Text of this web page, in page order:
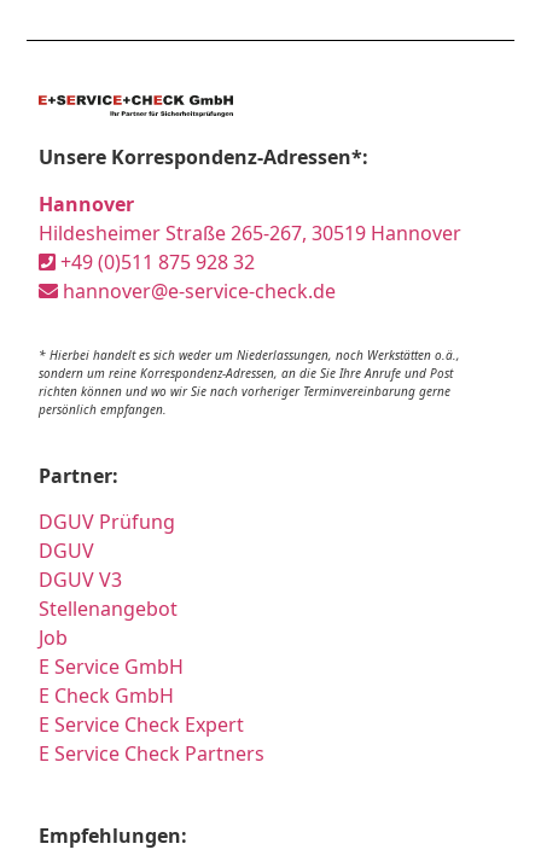
Unsere Korrespondenz-Adressen*:
Hannover
Hildesheimer Straße 265-267, 30519 Hannover
+49 (0)511 875 928 32
hannover@e-service-check.de
* Hierbei handelt es sich weder um Niederlassungen, noch Werkstätten o.ä.,
sondern um reine Korrespondenz-Adressen, an die Sie Ihre Anrufe und Post
richten können und wo wir Sie nach vorheriger Terminvereinbarung gerne
persönlich empfangen.
Partner:
DGUV Prüfung
DGUV
DGUV V3
Stellenangebot
Job
E Service GmbH
E Check GmbH
E Service Check Expert
E Service Check Partners
Empfehlungen: